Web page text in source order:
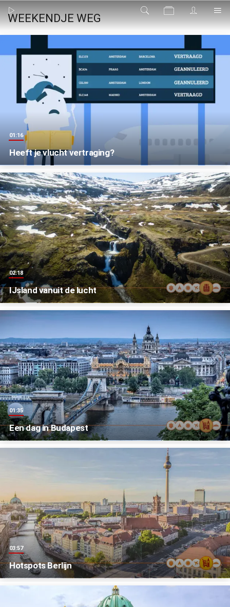
WEEKENDJE WEG
Heeft je vlucht vertraging?
01:16
IJsland vanuit de lucht
02:18
Een dag in Budapest
01:35
Hotspots Berlijn
03:57